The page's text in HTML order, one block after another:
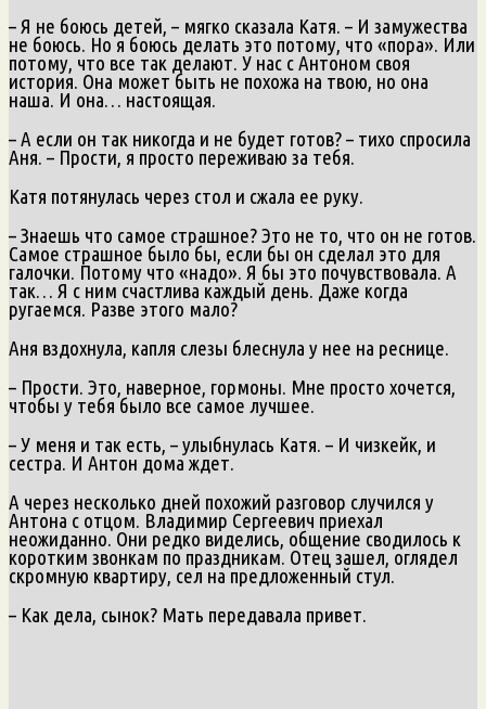
– Я не боюсь детей, – мягко сказала Катя. – И замужества
не боюсь. Но я боюсь делать это потому, что «пора». Или
потому, что все так делают. У нас с Антоном своя
история. Она может быть не похожа на твою, но она
наша. И она… настоящая.
– А если он так никогда и не будет готов? – тихо спросила
Аня. – Прости, я просто переживаю за тебя.
Катя потянулась через стол и сжала ее руку.
– Знаешь что самое страшное? Это не то, что он не готов.
Самое страшное было бы, если бы он сделал это для
галочки. Потому что «надо». Я бы это почувствовала. А
так… Я с ним счастлива каждый день. Даже когда
ругаемся. Разве этого мало?
Аня вздохнула, капля слезы блеснула у нее на реснице.
– Прости. Это, наверное, гормоны. Мне просто хочется,
чтобы у тебя было все самое лучшее.
– У меня и так есть, – улыбнулась Катя. – И чизкейк, и
сестра. И Антон дома ждет.
А через несколько дней похожий разговор случился у
Антона с отцом. Владимир Сергеевич приехал
неожиданно. Они редко виделись, общение сводилось к
коротким звонкам по праздникам. Отец зашел, оглядел
скромную квартиру, сел на предложенный стул.
– Как дела, сынок? Мать передавала привет.